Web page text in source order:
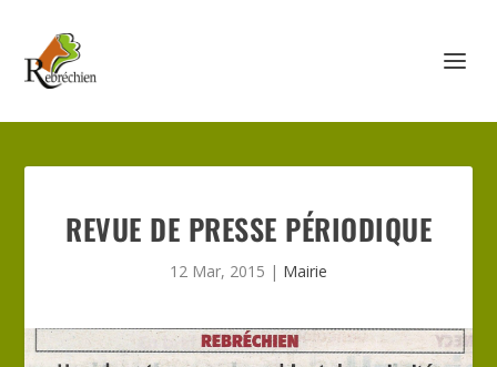
REVUE DE PRESSE PÉRIODIQUE
12 Mar, 2015 | Mairie